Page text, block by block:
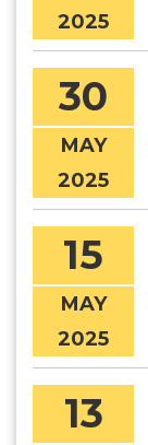
2025
30
MAY
2025
15
MAY
2025
13